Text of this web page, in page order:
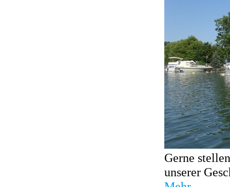
Gerne
unserer